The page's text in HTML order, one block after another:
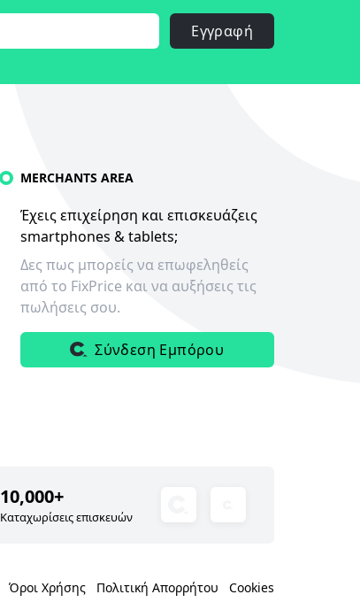
Εγγραφή
MERCHANTS AREA
Έχεις επιχείρηση και επισκευάζεις
smartphones & tablets;
Δες πως μπορείς να επωφεληθείς
από το FixPrice και να αυξήσεις τις
πωλήσεις σου.
Σύνδεση Εμπόρου
10,000+
Καταχωρίσεις επισκευών
Όροι Χρήσης Πολιτική Απορρήτου Cookies